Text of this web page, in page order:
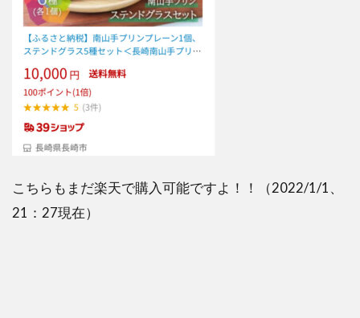
こちらもまだ楽天で購入可能ですよ！！（2022/1/1、
21：27現在）